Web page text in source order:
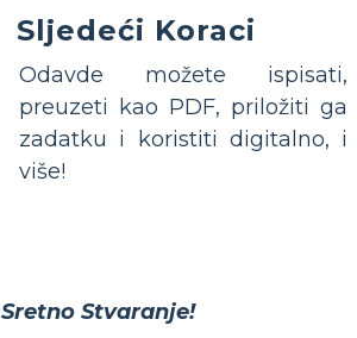
Sljedeći Koraci
Odavde možete ispisati,
preuzeti kao PDF, priložiti ga
zadatku i koristiti digitalno, i
više!
Sretno Stvaranje!